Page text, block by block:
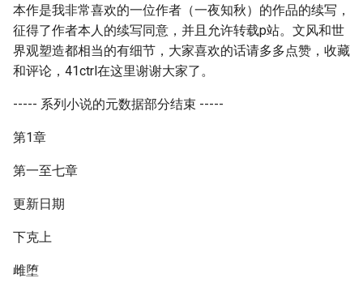
本作是我非常喜欢的一位作者（一夜知秋）的作品的续写，
征得了作者本人的续写同意，并且允许转载p站。文风和世
界观塑造都相当的有细节，大家喜欢的话请多多点赞，收藏
和评论，41ctrl在这里谢谢大家了。
----- 系列小说的元数据部分结束 -----
第1章
第一至七章
更新日期
下克上
雌堕